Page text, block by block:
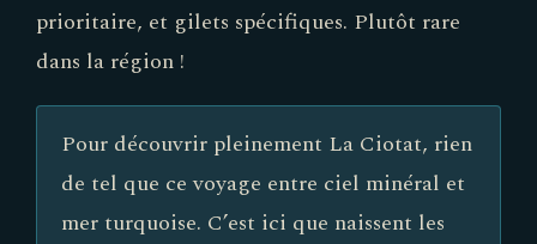
prioritaire, et gilets spécifiques. Plutôt rare
dans la région !
Pour découvrir pleinement La Ciotat, rien
de tel que ce voyage entre ciel minéral et
mer turquoise. C’est ici que naissent les